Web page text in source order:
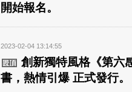
開始報名。
2023-02-04 13:14:55
創新獨特風格《第六
書，熱情引爆 正式發行。